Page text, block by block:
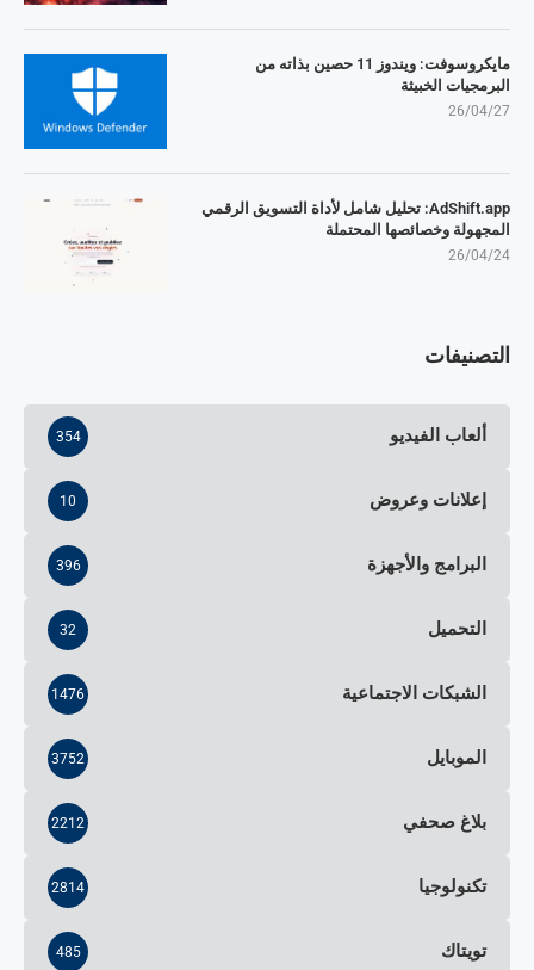
مايكروسوفت: ويندوز 11 حصين بذاته من
البرمجيات الخبيثة
26/04/27
AdShift.app: تحليل شامل لأداة التسويق الرقمي
المجهولة وخصائصها المحتملة
26/04/24
التصنيفات
ألعاب الفيديو 354
إعلانات وعروض 10
البرامج والأجهزة 396
التحميل 32
الشبكات الاجتماعية 1476
الموبايل 3752
بلاغ صحفي 2212
تكنولوجيا 2814
تويتاك 485